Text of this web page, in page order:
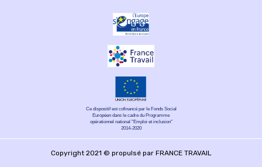
Ce dispositif est cofinancé par le Fonds Social
Européen dans le cadre du Programme
opérationnel national "Emploi et inclusion"
2014-2020
Copyright 2021 © propulsé par FRANCE TRAVAIL